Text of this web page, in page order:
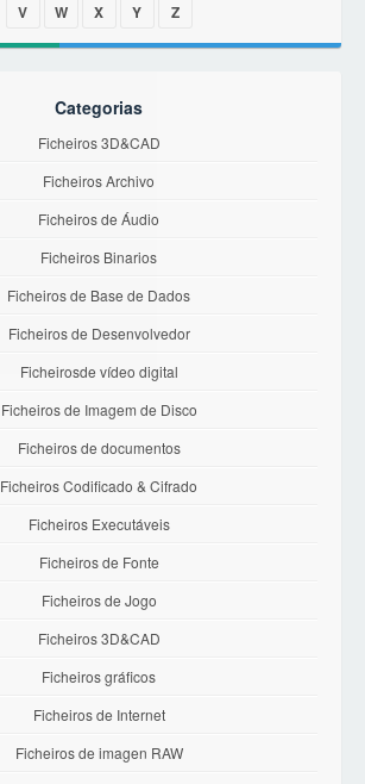
V
W X Y Z
Categorias
Ficheiros 3D&CAD
Ficheiros Archivo
Ficheiros de Áudio
Ficheiros Binarios
Ficheiros de Base de Dados
Ficheiros de Desenvolvedor
Ficheirosde vídeo digital
Ficheiros de Imagem de Disco
Ficheiros de documentos
Ficheiros Codificado & Cifrado
Ficheiros Executáveis
Ficheiros de Fonte
Ficheiros de Jogo
Ficheiros 3D&CAD
Ficheiros gráficos
Ficheiros de Internet
Ficheiros de imagen RAW